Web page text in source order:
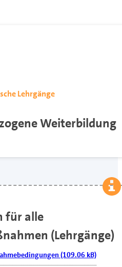
Lehrgänge
Weiterbildung
für alle
(Lehrgänge)
(109.06 kB)